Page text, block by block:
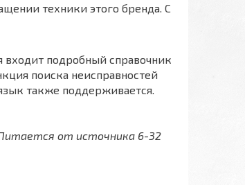
техники этого бренда. С
входит подробный справочник
поиска неисправностей
также поддерживается.
от источника 6-32